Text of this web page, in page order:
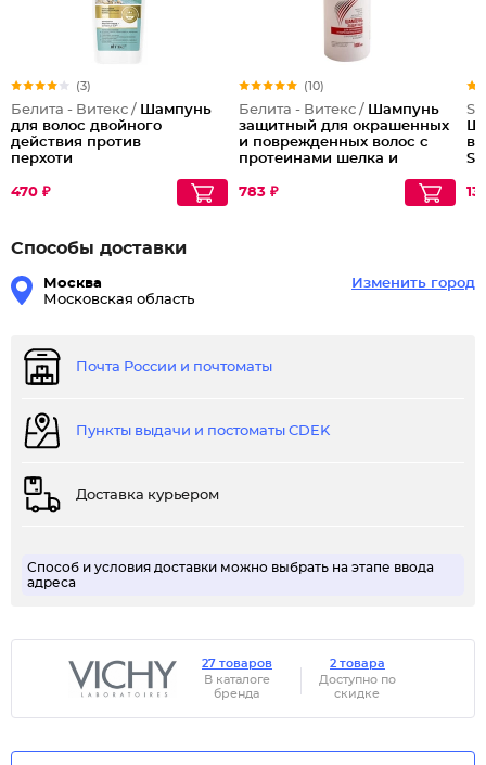
(3)
Белита - Витекс / Шампунь
для волос двойного
действия против
перхоти
470 ₽
(10)
Белита - Витекс / Шампунь
защитный для окрашенных
и поврежденных волос с
протеинами шелка и
Shampoo for Dyed and
783 ₽
Способы доставки
Москва
Московская область
Изменить город
Почта России и почтоматы
Пункты выдачи и постоматы CDEK
Доставка курьером
Способ и условия доставки можно выбрать на этапе ввода
адреса
27 товаров
В каталоге
бренда
2 товара
Доступно по
скидке